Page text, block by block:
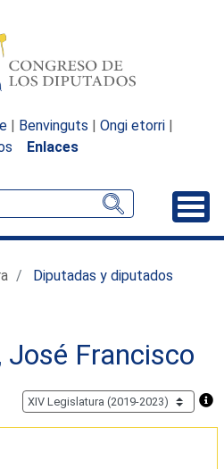
| Benvinguts | Ongi etorri |
Enlaces
Diputadas y diputados
José Francisco